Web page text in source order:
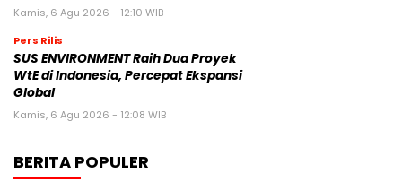
Kamis, 6 Agu 2026 - 12:10 WIB
Pers Rilis
SUS ENVIRONMENT Raih Dua Proyek
WtE di Indonesia, Percepat Ekspansi
Global
Kamis, 6 Agu 2026 - 12:08 WIB
BERITA POPULER